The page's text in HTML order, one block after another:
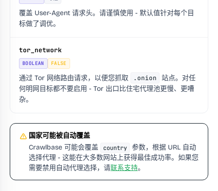
覆盖 User-Agent 请求头。请谨慎使用 - 默认值针对每个目
标做了调优。
tor_network
BOOLEAN FALSE
通过 Tor 网络路由请求，以便您抓取 .onion
站点。对任
何明网目标都不要启用 - Tor 出口比住宅代理池更慢、更嘈
杂。
国家可能被自动覆盖
Crawlbase 可能会覆盖
country
参数，根据 URL 自动
选择代理 - 这能在大多数网站上获得最佳成功率。如果您
需要禁用自动代理选择，请联系支持。